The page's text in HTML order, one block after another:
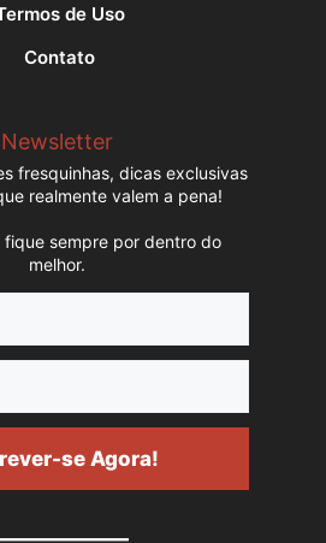
de Uso
Contato
Newsletter
fresquinhas, dicas exclusivas
realmente valem a pena!
fique sempre por dentro do
melhor.
se Agora!